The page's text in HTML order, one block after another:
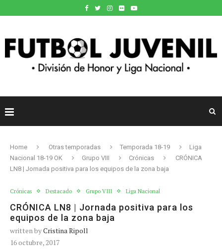
Home Otras temporadas Temporada 18-19
Liga
Nacional 18-19 OK
Grupo VIII Crónicas
CRÓNICA
LN8 | Jornada positiva para los equipos de la zona baja
Crónicas Destacado Grupo VIII Liga Nacional
CRÓNICA LN8 | Jornada positiva para los
equipos de la zona baja
written byCristina Ripoll
16 octubre, 2017